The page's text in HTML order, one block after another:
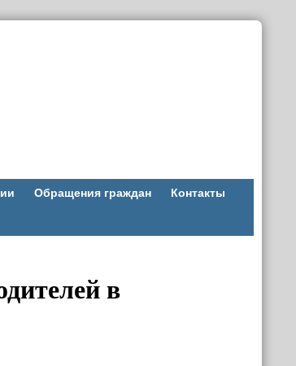
Обращения граждан Контакты
в